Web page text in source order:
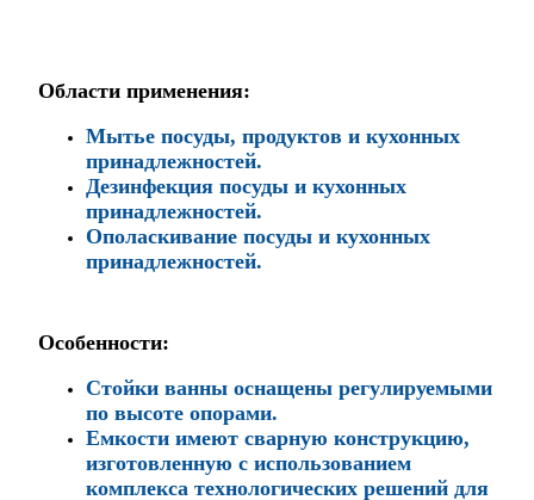
Области применения:
Мытье посуды, продуктов и кухонных
принадлежностей.
Дезинфекция посуды и кухонных
принадлежностей.
Ополаскивание посуды и кухонных
принадлежностей.
Особенности:
Стойки ванны оснащены регулируемыми
по высоте опорами.
Емкости имеют сварную конструкцию,
изготовленную с использованием
комплекса технологических решений для